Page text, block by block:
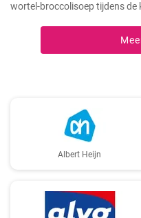
wortel-broccolisoep tijdens de
Albert Heijn